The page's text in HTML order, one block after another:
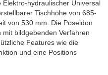
Elektro-hydraulischer Universal
Tischhöhe von 685-
von 530 mm. Die Poseidon
bildgebenden Verfahren
Features wie die
und eine Positions